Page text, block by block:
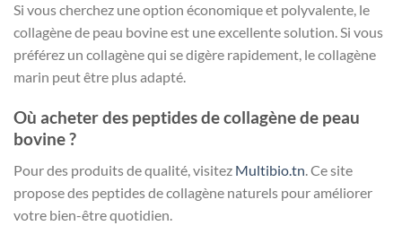
Si vous cherchez une option économique et polyvalente, le
collagène de peau bovine est une excellente solution. Si vous
préférez un collagène qui se digère rapidement, le collagène
marin peut être plus adapté.
Où acheter des peptides de collagène de peau
bovine ?
Pour des produits de qualité, visitez Multibio.tn . Ce site
propose des peptides de collagène naturels pour améliorer
votre bien-être quotidien.